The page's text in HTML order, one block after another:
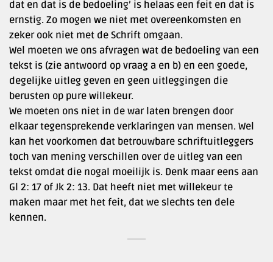
dat en dat is de bedoeling’ is helaas een feit en dat is
ernstig. Zo mogen we niet met overeenkomsten en
zeker ook niet met de Schrift omgaan.
Wel moeten we ons afvragen wat de bedoeling van een
tekst is (zie antwoord op vraag a en b) en een goede,
degelijke uitleg geven en geen uitleggingen die
berusten op pure willekeur.
We moeten ons niet in de war laten brengen door
elkaar tegensprekende verklaringen van mensen. Wel
kan het voorkomen dat betrouwbare schriftuitleggers
toch van mening verschillen over de uitleg van een
tekst omdat die nogal moeilijk is. Denk maar eens aan
Gl 2: 17 of Jk 2: 13. Dat heeft niet met willekeur te
maken maar met het feit, dat we slechts ten dele
kennen.